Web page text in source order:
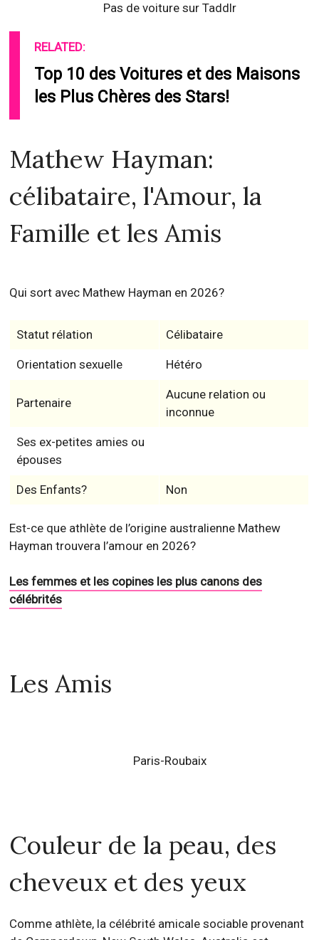
Pas de voiture sur Taddlr
RELATED:
Top 10 des Voitures et des Maisons
les Plus Chères des Stars!
Mathew Hayman:
célibataire, l'Amour, la
Famille et les Amis
Qui sort avec Mathew Hayman en 2026?
Statut rélation Célibataire
Orientation sexuelle Hétéro
Partenaire
Aucune relation ou
inconnue
Ses ex-petites amies ou
épouses
Des Enfants? Non
Est-ce que athlète de l’origine australienne Mathew
Hayman trouvera l’amour en 2026?
Les femmes et les copines les plus canons des
célébrités
Les Amis
Paris-Roubaix
Couleur de la peau, des
cheveux et des yeux
Comme athlète, la célébrité amicale sociable provenant